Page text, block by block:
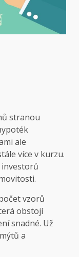
stranou
ale
více v kurzu.
investorů
vzorů
obstojí
snadné. Už
a